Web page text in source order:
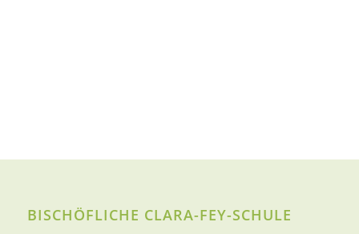
BISCHÖFLICHE CLARA-FEY-SCHULE